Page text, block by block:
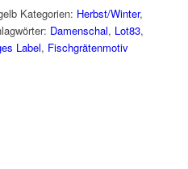
Kategorien: Herbst/Winter,
Damenschal, Lot83,
Label, Fischgrätenmotiv